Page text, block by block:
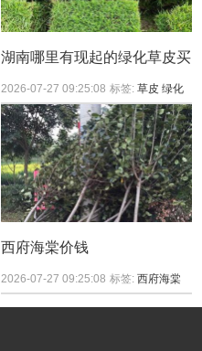
湖南哪里有现起的绿化草皮买
2026-07-27 09:25:08 标签:草皮 绿化
西府海棠价钱
2026-07-27 09:25:08 标签:西府海棠